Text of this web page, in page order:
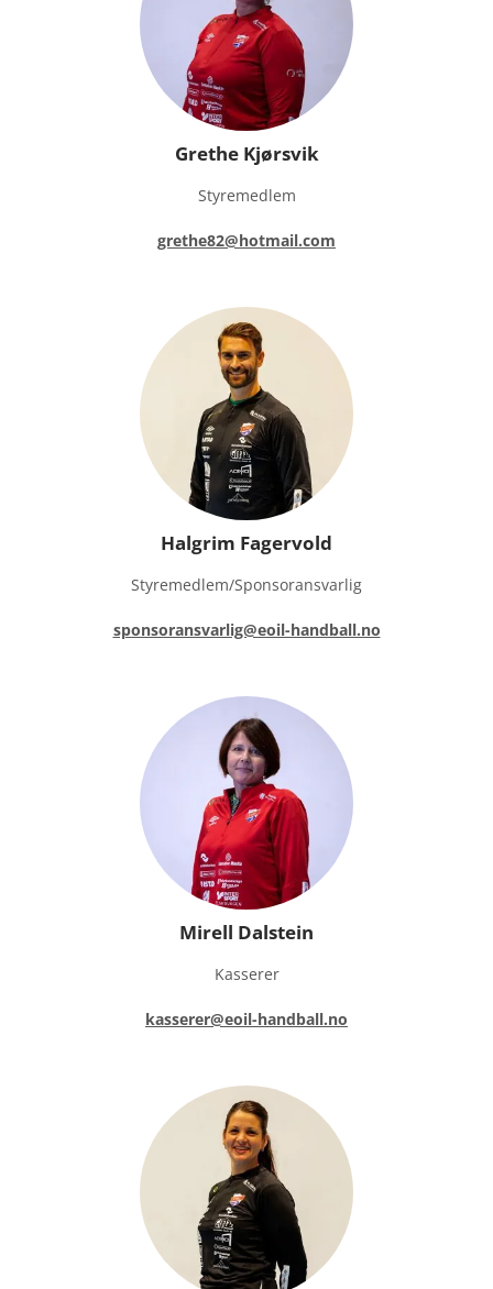
Grethe Kjørsvik
Styremedlem
grethe82@hotmail.com
Halgrim Fagervold
Styremedlem/Sponsoransvarlig
sponsoransvarlig@eoil-handball.no
Mirell Dalstein
Kasserer
kasserer@eoil-handball.no